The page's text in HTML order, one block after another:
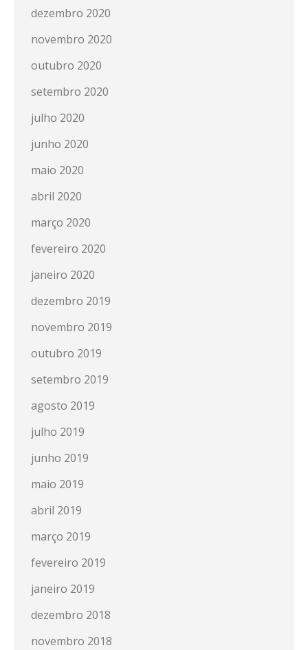
dezembro 2020
novembro 2020
outubro 2020
setembro 2020
julho 2020
junho 2020
maio 2020
abril 2020
março 2020
fevereiro 2020
janeiro 2020
dezembro 2019
novembro 2019
outubro 2019
setembro 2019
agosto 2019
julho 2019
junho 2019
maio 2019
abril 2019
março 2019
fevereiro 2019
janeiro 2019
dezembro 2018
novembro 2018